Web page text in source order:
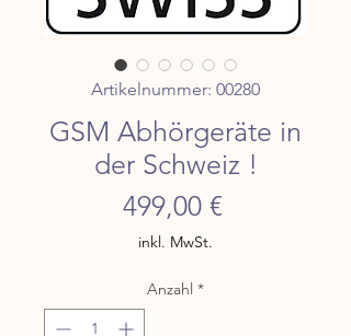
Artikelnummer: 00280
GSM Abhörgeräte in
der Schweiz !
499,00 €
inkl. MwSt.
Anzahl *